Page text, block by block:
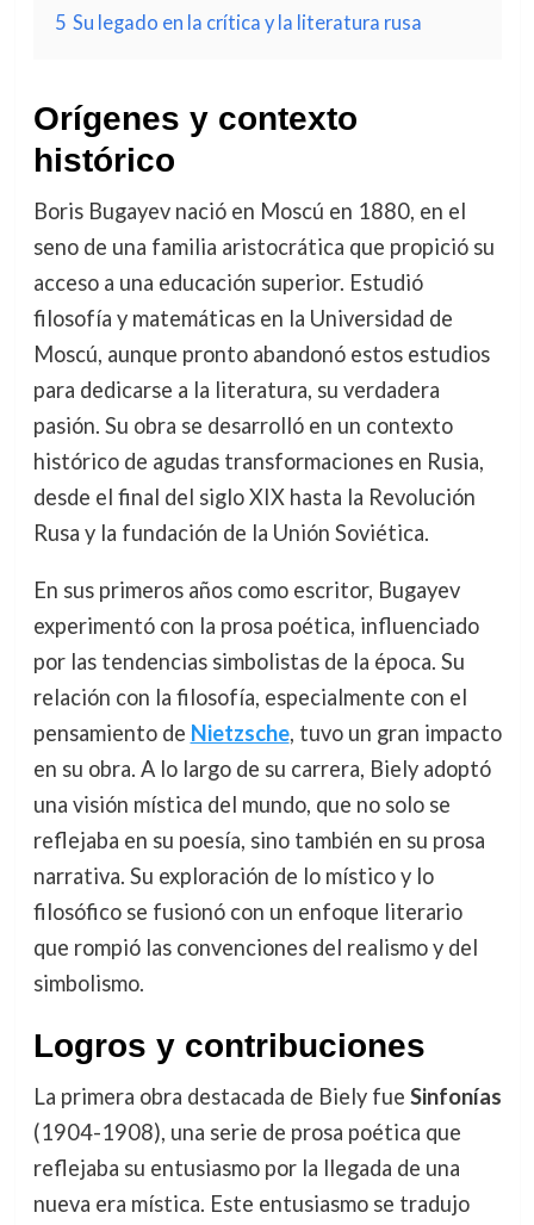
5 Su legado en la crítica y la literatura rusa
Orígenes y contexto
histórico
Boris Bugayev nació en Moscú en 1880, en el
seno de una familia aristocrática que propició su
acceso a una educación superior. Estudió
filosofía y matemáticas en la Universidad de
Moscú, aunque pronto abandonó estos estudios
para dedicarse a la literatura, su verdadera
pasión. Su obra se desarrolló en un contexto
histórico de agudas transformaciones en Rusia,
desde el final del siglo XIX hasta la Revolución
Rusa y la fundación de la Unión Soviética.
En sus primeros años como escritor, Bugayev
experimentó con la prosa poética, influenciado
por las tendencias simbolistas de la época. Su
relación con la filosofía, especialmente con el
pensamiento de Nietzsche, tuvo un gran impacto
en su obra. A lo largo de su carrera, Biely adoptó
una visión mística del mundo, que no solo se
reflejaba en su poesía, sino también en su prosa
narrativa. Su exploración de lo místico y lo
filosófico se fusionó con un enfoque literario
que rompió las convenciones del realismo y del
simbolismo.
Logros y contribuciones
La primera obra destacada de Biely fue Sinfonías
(1904-1908), una serie de prosa poética que
reflejaba su entusiasmo por la llegada de una
nueva era mística. Este entusiasmo se tradujo